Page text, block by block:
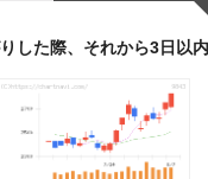
した際、それから3日以